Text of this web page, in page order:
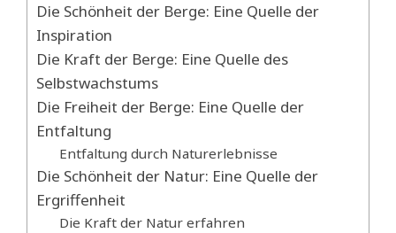
Die Schönheit der Berge: Eine Quelle der
Inspiration
Die Kraft der Berge: Eine Quelle des
Selbstwachstums
Die Freiheit der Berge: Eine Quelle der
Entfaltung
Entfaltung durch Naturerlebnisse
Die Schönheit der Natur: Eine Quelle der
Ergriffenheit
Die Kraft der Natur erfahren